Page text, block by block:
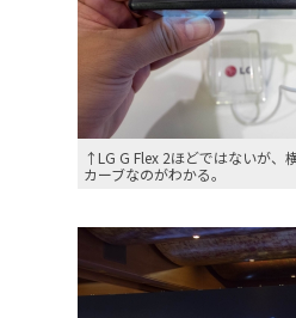
↑LG G Flex 2ほどではないが、
カーブなのがわかる。